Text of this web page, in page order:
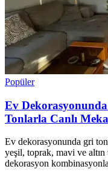
Popüler
Ev
Tonlarla Canlı
Ev dekorasyonunda gri
yeşil, toprak, mavi ve
dekorasyon